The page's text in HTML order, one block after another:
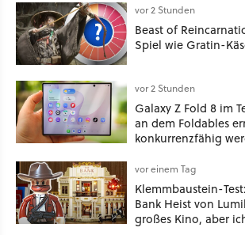
vor 2 Stunden
Beast of
Spiel wie Gratin-
vor 2 Stunden
Galaxy Z Fold 8 im
an dem Foldables
konkurrenzfähig
vor einem Tag
Klemmbaustein-
Bank Heist von
großes Kino, aber